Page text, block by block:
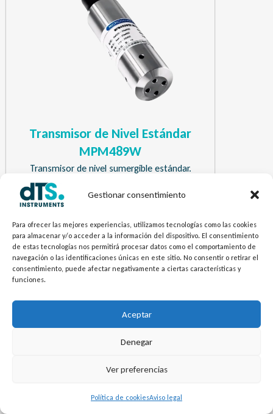
Gestionar consentimiento
Para ofrecer las mejores experiencias, utilizamos tecnologías como las cookies
para almacenar y/o acceder a la información del dispositivo. El consentimiento
de estas tecnologías nos permitirá procesar datos como el comportamiento de
navegación o las identificaciones únicas en este sitio. No consentir o retirar el
consentimiento, puede afectar negativamente a ciertas características y
funciones.
Aceptar
Denegar
Ver preferencias
Política de cookiesAviso legal
Transmisor de Nivel Estándar
MPM489W
Transmisor de nivel sumergible estándar.
pregunta.
Contacto